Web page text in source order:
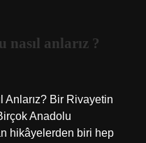
nasıl anlarız ?
Anlarız? Bir Rivayetin
Anadolu
hikâyelerden biri hep